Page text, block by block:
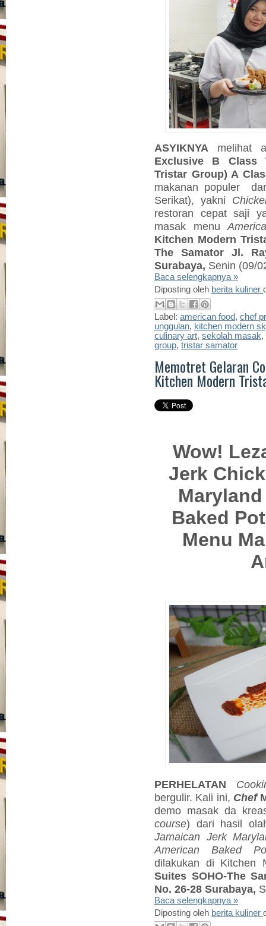
ASYIKNYA melihat
Exclusive B Class
Tristar Group) A
makanan populer
Serikat), yakni
restoran cepat saji
masak menu
Kitchen Modern
The Samator Jl.
Surabaya, Senin (09/
Baca selengkapnya »
Diposting oleh berita kuliner
Label: american food, chef
unggulan, kitchen modern
culinary art, sekolah masak,
group, tristar samator
Memotret Gelaran
Kitchen Modern
Wow!
Jerk
Baked
Menu
PERHELATAN
bergulir. Kali ini, Chef
demo masak da
course) dari hasil
Jamaican Jerk
American Baked
dilakukan di Kitchen
Suites SOHO-The
No. 26-28 Surabaya,
Baca selengkapnya »
Diposting oleh berita kuliner